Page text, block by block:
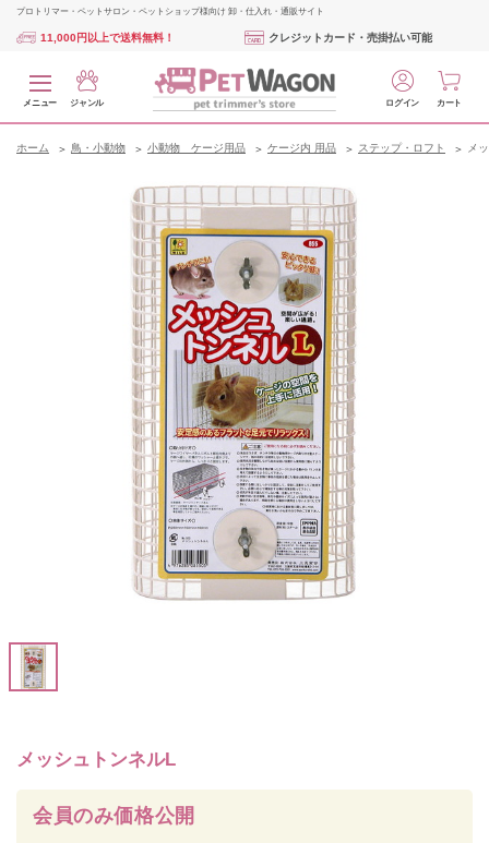
プロトリマー・ペットサロン・ペットショップ様向け 卸・仕入れ・通販サイト
11,000円以上で送料無料！ クレジットカード・売掛払い可能
メニュー ジャンル ログイン カート
ホーム 鳥・小動物 小動物 ケージ用品 ケージ内 用品 ステップ・ロフト メ
メッシュトンネルL
会員のみ価格公開